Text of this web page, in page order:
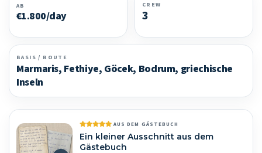
AB
€1.800/day
CREW
3
BASIS / ROUTE
Marmaris, Fethiye, Göcek, Bodrum, griechische
Inseln
AUS DEM GÄSTEBUCH
Ein kleiner Ausschnitt aus dem
Gästebuch